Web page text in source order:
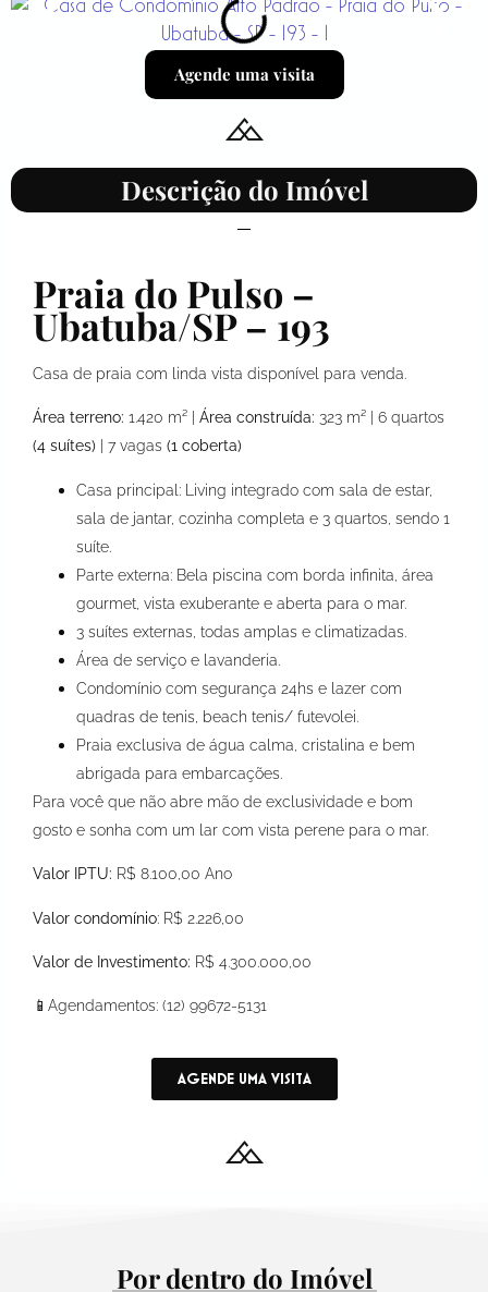
Agende uma visita
Descrição do Imóvel
Praia do Pulso –
Ubatuba/SP – 193
Casa de praia com linda vista disponível para venda.
Área terreno: 1.420 m² | Área construída: 323 m² | 6 quartos
(4 suítes) | 7 vagas (1 coberta)
Casa principal: Living integrado com sala de estar,
sala de jantar, cozinha completa e 3 quartos, sendo 1
suíte.
Parte externa: Bela piscina com borda infinita, área
gourmet, vista exuberante e aberta para o mar.
3 suítes externas, todas amplas e climatizadas.
Área de serviço e lavanderia.
Condomínio com segurança 24hs e lazer com
quadras de tenis, beach tenis/ futevolei.
Praia exclusiva de água calma, cristalina e bem
abrigada para embarcações.
Para você que não abre mão de exclusividade e bom
gosto e sonha com um lar com vista perene para o mar.
Valor IPTU: R$ 8.100,00 Ano
Valor condomínio: R$ 2.226,00
Valor de Investimento: R$ 4.300.000,00
📱Agendamentos: (12) 99672-5131
AGENDE UMA VISITA
Por dentro do Imóvel